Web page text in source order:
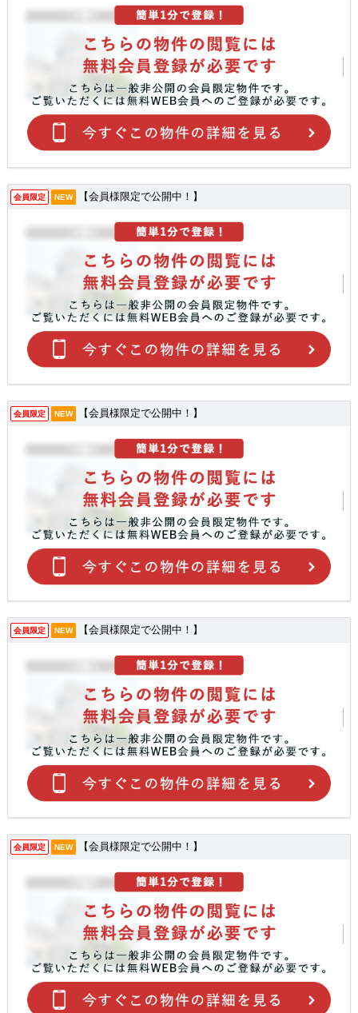
会員限定 NEW 【会員様限定で公開中！】
会員限定 NEW 【会員様限定で公開中！】
会員限定 NEW 【会員様限定で公開中！】
会員限定 NEW 【会員様限定で公開中！】